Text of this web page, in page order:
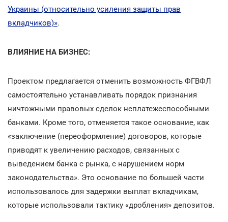
Украины (относительно усиления защиты прав
вкладчиков)».
ВЛИЯНИЕ НА БИЗНЕС:
Проектом предлагается отменить возможность ФГВФЛ
самостоятельно устанавливать порядок признания
ничтожными правовых сделок неплатежеспособными
банками. Кроме того, отменяется такое основание, как
«заключение (переоформление) договоров, которые
приводят к увеличению расходов, связанных с
выведением банка с рынка, с нарушением норм
законодательства». Это основание по большей части
использовалось для задержки выплат вкладчикам,
которые использовали тактику «дробления» депозитов.